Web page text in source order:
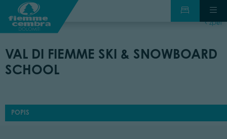
zpět
VAL DI FIEMME SKI & SNOWBOARD
SCHOOL
POPIS